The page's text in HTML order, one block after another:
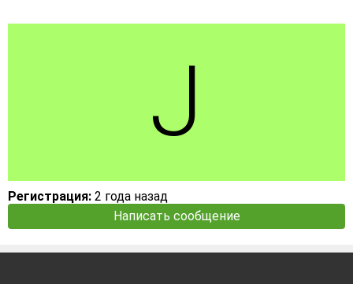
Регистрация: 2 года назад
Написать сообщение